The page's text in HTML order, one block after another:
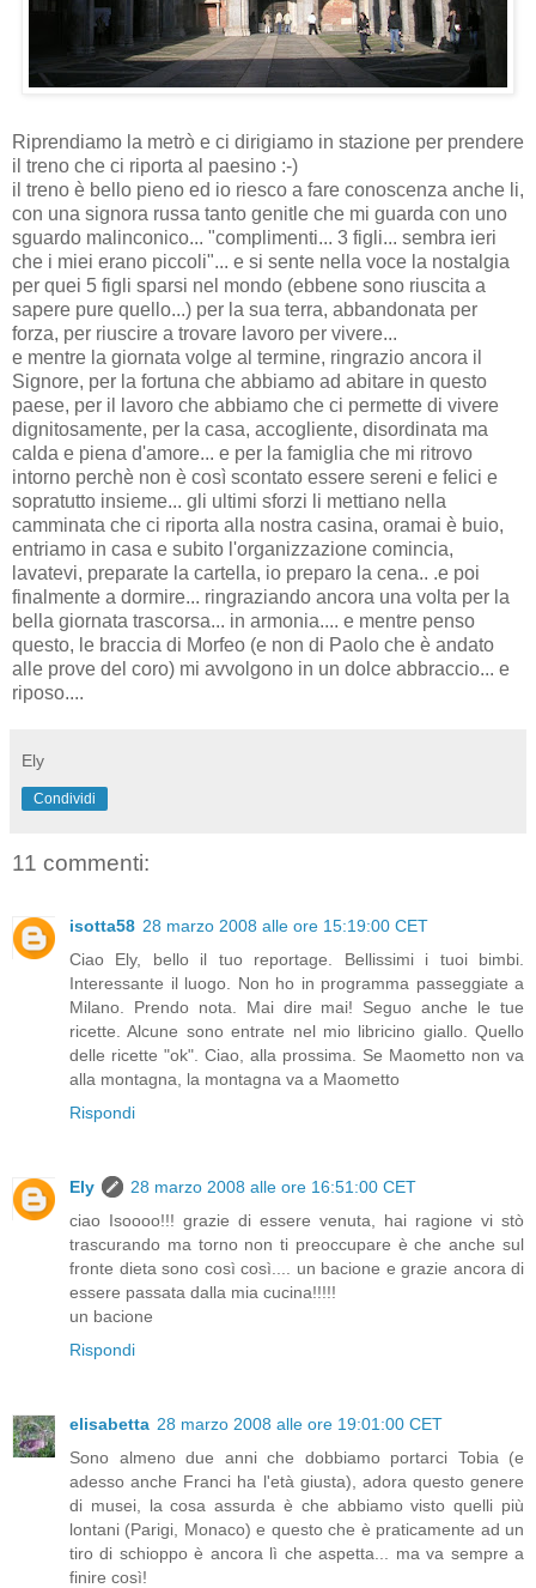
Riprendiamo la metrò e ci dirigiamo in stazione per prendere
il treno che ci riporta al paesino :-)
il treno è bello pieno ed io riesco a fare conoscenza anche li,
con una signora russa tanto genitle che mi guarda con uno
sguardo malinconico... "complimenti... 3 figli... sembra ieri
che i miei erano piccoli"... e si sente nella voce la nostalgia
per quei 5 figli sparsi nel mondo (ebbene sono riuscita a
sapere pure quello...) per la sua terra, abbandonata per
forza, per riuscire a trovare lavoro per vivere...
e mentre la giornata volge al termine, ringrazio ancora il
Signore, per la fortuna che abbiamo ad abitare in questo
paese, per il lavoro che abbiamo che ci permette di vivere
dignitosamente, per la casa, accogliente, disordinata ma
calda e piena d'amore... e per la famiglia che mi ritrovo
intorno perchè non è così scontato essere sereni e felici e
sopratutto insieme... gli ultimi sforzi li mettiano nella
camminata che ci riporta alla nostra casina, oramai è buio,
entriamo in casa e subito l'organizzazione comincia,
lavatevi, preparate la cartella, io preparo la cena.. .e poi
finalmente a dormire... ringraziando ancora una volta per la
bella giornata trascorsa... in armonia.... e mentre penso
questo, le braccia di Morfeo (e non di Paolo che è andato
alle prove del coro) mi avvolgono in un dolce abbraccio... e
riposo....
Ely
Condividi
11 commenti:
isotta58 28 marzo 2008 alle ore 15:19:00 CET
Ciao Ely, bello il tuo reportage. Bellissimi i tuoi bimbi.
Interessante il luogo. Non ho in programma passeggiate a
Milano. Prendo nota. Mai dire mai! Seguo anche le tue
ricette. Alcune sono entrate nel mio libricino giallo. Quello
delle ricette "ok". Ciao, alla prossima. Se Maometto non va
alla montagna, la montagna va a Maometto
Rispondi
Ely
28 marzo 2008 alle ore 16:51:00 CET
ciao Isoooo!!! grazie di essere venuta, hai ragione vi stò
trascurando ma torno non ti preoccupare è che anche sul
fronte dieta sono così così.... un bacione e grazie ancora di
essere passata dalla mia cucina!!!!!
un bacione
Rispondi
elisabetta 28 marzo 2008 alle ore 19:01:00 CET
Sono almeno due anni che dobbiamo portarci Tobia (e
adesso anche Franci ha l'età giusta), adora questo genere
di musei, la cosa assurda è che abbiamo visto quelli più
lontani (Parigi, Monaco) e questo che è praticamente ad un
tiro di schioppo è ancora lì che aspetta... ma va sempre a
finire così!